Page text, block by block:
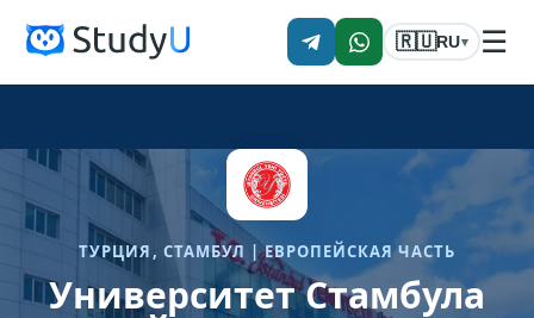
🇷🇺RU▾ ☰
ТУРЦИЯ, CТАМБУЛ | ЕВРОПЕЙСКАЯ ЧАСТЬ
Университет Стамбула